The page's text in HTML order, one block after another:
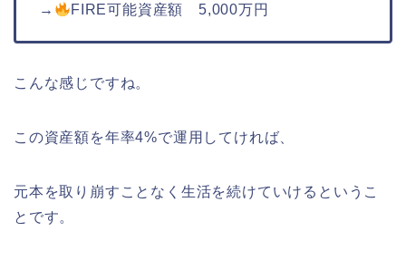
→
FIRE可能資産額 5,000万円
こんな感じですね。
この資産額を年率4%で運用してければ、
元本を取り崩すことなく生活を続けていけるというこ
とです。